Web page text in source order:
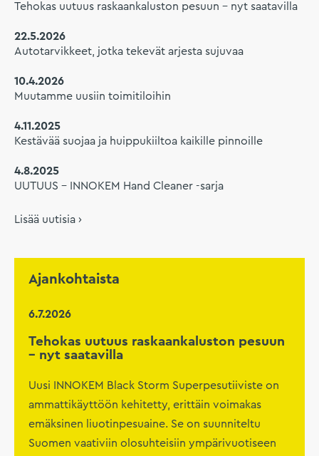
Tehokas uutuus raskaankaluston pesuun – nyt saatavilla
22.5.2026
Autotarvikkeet, jotka tekevät arjesta sujuvaa
10.4.2026
Muutamme uusiin toimitiloihin
4.11.2025
Kestävää suojaa ja huippukiiltoa kaikille pinnoille
4.8.2025
UUTUUS – INNOKEM Hand Cleaner -sarja
Lisää uutisia ›
Ajankohtaista
6.7.2026
Tehokas uutuus raskaankaluston pesuun
– nyt saatavilla
Uusi INNOKEM Black Storm Superpesutiiviste on
ammattikäyttöön kehitetty, erittäin voimakas
emäksinen liuotinpesuaine. Se on suunniteltu
Suomen vaativiin olosuhteisiin ympärivuotiseen